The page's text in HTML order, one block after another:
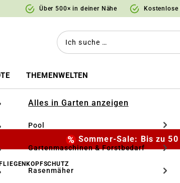
Über 500× in deiner Nähe
THEMENWELTEN
Alles in Garten anzeigen
Pool
Gartenmaschinen & Forstbedarf
Rasenmäher
Sommer-Sale: Bis zu
FLIEGENKOPFSCHUTZ